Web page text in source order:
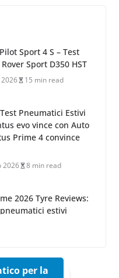
2025 2 min read
Pneumatici Estivi
evo vince con Auto
Prime 4 convince
2026 Tyre Reviews:
estivi
2026: due
il salto tecnico del
per la